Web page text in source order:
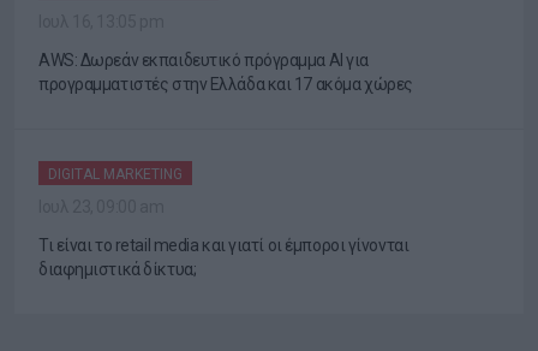
AWS: Δωρεάν εκπαιδευτικό πρόγραμμα AI για
προγραμματιστές στην Ελλάδα και 17 ακόμα χώρες
DIGITAL MARKETING
Τι είναι το retail media και γιατί οι έμποροι γίνονται
διαφημιστικά δίκτυα;